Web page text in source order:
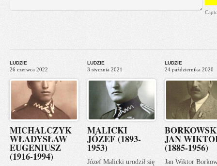
LUDZIE
26 czerwca 2022
MICHALCZYK
WŁADYSŁAW
EUGENIUSZ
(1916-1994)
LUDZIE
3 stycznia 2021
MALICKI
JÓZEF (1893-
1953)
Józef Malicki urodził się
LUDZIE
24 października 2020
JAN
(1885-1956)
Jan Wiktor